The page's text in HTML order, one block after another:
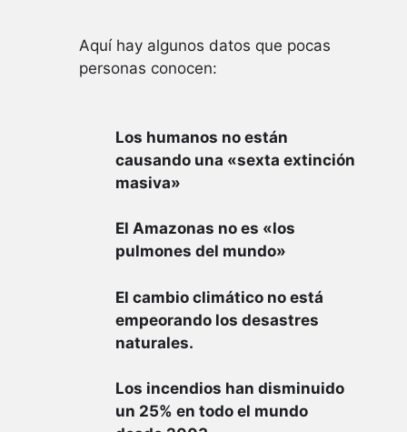
Aquí hay algunos datos que pocas
personas conocen:
Los humanos no están
causando una «sexta extinción
masiva»
El Amazonas no es «los
pulmones del mundo»
El cambio climático no está
empeorando los desastres
naturales.
Los incendios han disminuido
un 25% en todo el mundo